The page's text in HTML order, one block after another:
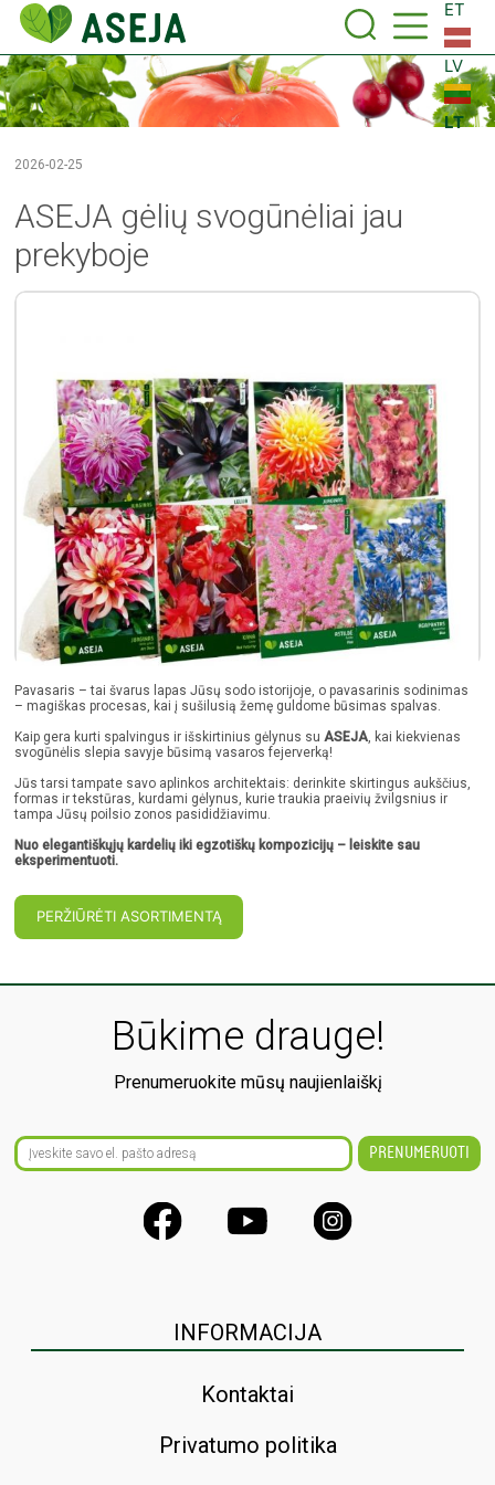
ET
LV
LT
2026-02-25
ASEJA gėlių svogūnėliai jau
prekyboje
Pavasaris – tai švarus lapas Jūsų sodo istorijoje, o pavasarinis sodinimas
– magiškas procesas, kai į sušilusią žemę guldome būsimas spalvas.
Kaip gera kurti spalvingus ir išskirtinius gėlynus su ASEJA , kai kiekvienas
svogūnėlis slepia savyje būsimą vasaros fejerverką!
Jūs tarsi tampate savo aplinkos architektais: derinkite skirtingus aukščius,
formas ir tekstūras, kurdami gėlynus, kurie traukia praeivių žvilgsnius ir
tampa Jūsų poilsio zonos pasididžiavimu.
Nuo elegantiškųjų kardelių iki egzotiškų kompozicijų – leiskite sau
eksperimentuoti.
PERŽIŪRĖTI ASORTIMENTĄ
Būkime drauge!
Prenumeruokite mūsų naujienlaiškį
INFORMACIJA
Kontaktai
Privatumo politika